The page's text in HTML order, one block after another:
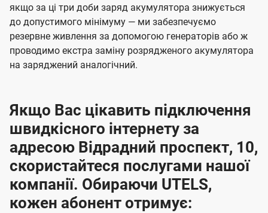
якщо за ці три доби заряд акумулятора знижується
до допустимого мінімуму — ми забезпечуємо
резервне живлення за допомогою генераторів або ж
проводимо екстра заміну розрядженого акумулятора
на заряджений аналогічний.
Якщо Вас цікавить підключення
швидкісного інтернету за
адресою Відрадний проспект, 10,
скористайтеся послугами нашої
компанії. Обираючи UTELS,
кожен абонент отримує: